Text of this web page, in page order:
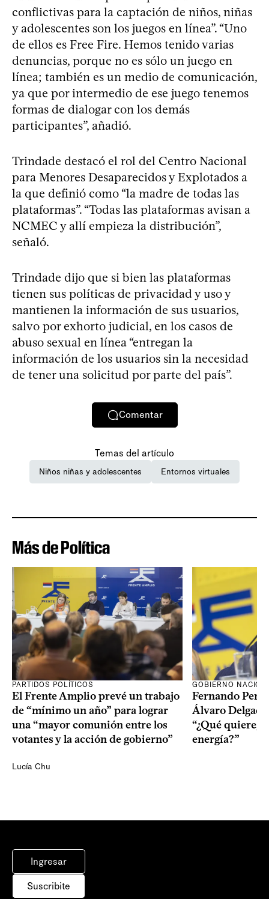
conflictivas para la captación de niños, niñas
y adolescentes son los juegos en línea”. “Uno
de ellos es Free Fire. Hemos tenido varias
denuncias, porque no es sólo un juego en
línea; también es un medio de comunicación,
ya que por intermedio de ese juego tenemos
formas de dialogar con los demás
participantes”, añadió.
Trindade destacó el rol del Centro Nacional
para Menores Desaparecidos y Explotados a
la que definió como “la madre de todas las
plataformas”. “Todas las plataformas avisan a
NCMEC y allí empieza la distribución”,
señaló.
Trindade dijo que si bien las plataformas
tienen sus políticas de privacidad y uso y
mantienen la información de sus usuarios,
salvo por exhorto judicial, en los casos de
abuso sexual en línea “entregan la
información de los usuarios sin la necesidad
de tener una solicitud por parte del país”.
Comentar
Temas del artículo
Niños niñas y adolescentes Entornos virtuales
Más de Política
PARTIDOS POLÍTICOS
El Frente Amplio prevé un trabajo
de “mínimo un año” para lograr
una “mayor comunión entre los
votantes y la acción de gobierno”
Lucía Chu
GOBIERNO
Fernando
Álvaro
“¿Qué quiere,
energía?”
Ingresar
Suscribite